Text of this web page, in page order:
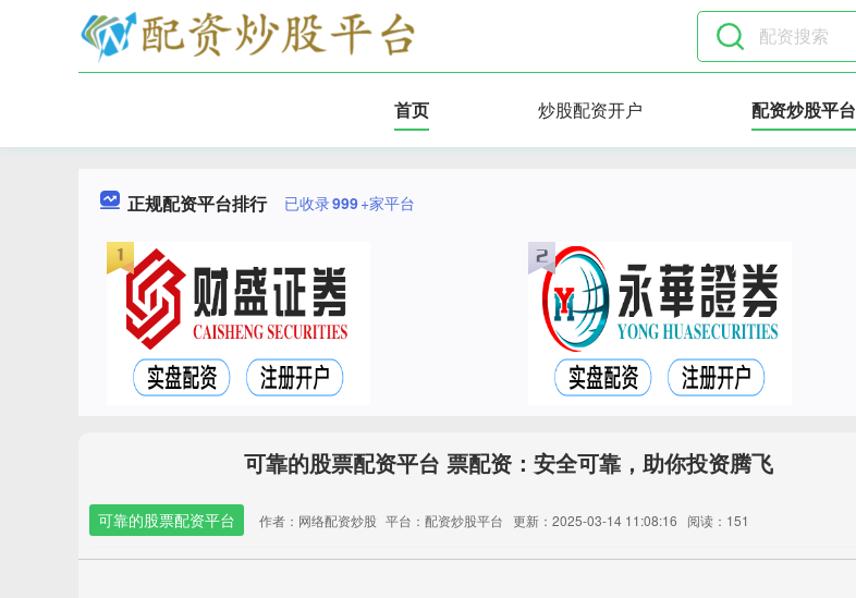
首页 炒股配资开户 配资炒股平台
正规配资平台排行 已收录999+家平台
可靠的股票配资平台 票配资：安全可靠，助你投资腾飞
可靠的股票配资平台 作者：网络配资炒股 平台：配资炒股平台 更新：2025-03-14 11:08:16 阅读：151